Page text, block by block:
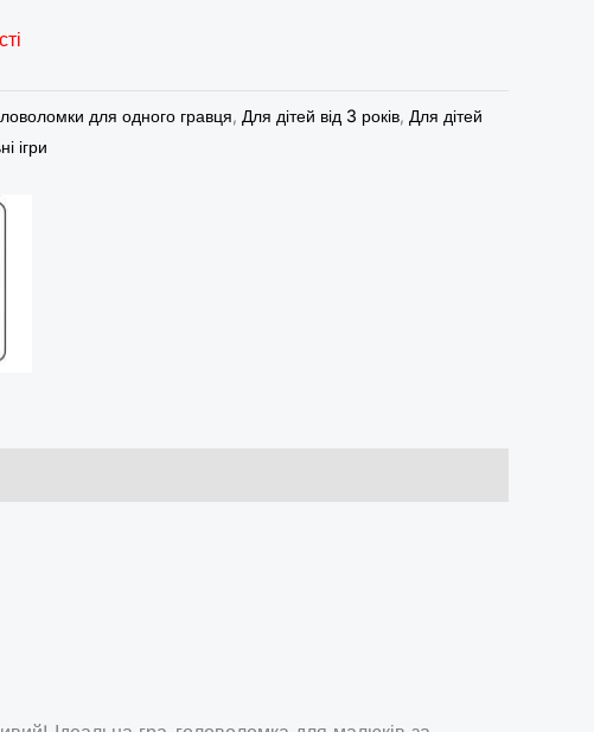
для одного гравця, Для дітей від 3 років, Для дітей
ігри